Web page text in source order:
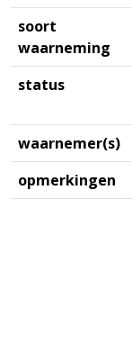
soort
waarneming
status
waarnemer(s)
opmerkingen